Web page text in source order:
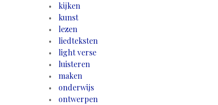
kijken
kunst
lezen
liedteksten
light verse
luisteren
maken
onderwijs
ontwerpen